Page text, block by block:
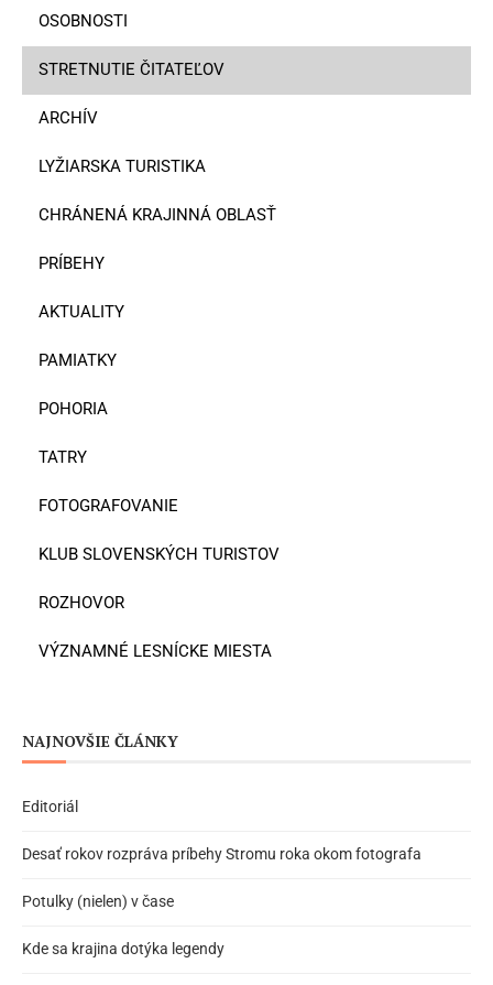
OSOBNOSTI
STRETNUTIE ČITATEĽOV
ARCHÍV
LYŽIARSKA TURISTIKA
CHRÁNENÁ KRAJINNÁ OBLASŤ
PRÍBEHY
AKTUALITY
PAMIATKY
POHORIA
TATRY
FOTOGRAFOVANIE
KLUB SLOVENSKÝCH TURISTOV
ROZHOVOR
VÝZNAMNÉ LESNÍCKE MIESTA
NAJNOVŠIE ČLÁNKY
Editoriál
Desať rokov rozpráva príbehy Stromu roka okom fotografa
Potulky (nielen) v čase
Kde sa krajina dotýka legendy